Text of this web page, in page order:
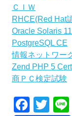
ＣＩＷ
RHCE(Red Hat
Oracle Solaris
PostgreSQL CE
情報ネットワー
Zend PHP 5
商ＰＣ検定試験